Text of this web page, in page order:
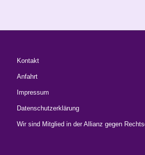
Kontakt
Anfahrt
Impressum
Datenschutzerklärung
Wir sind Mitglied in der Allianz gegen